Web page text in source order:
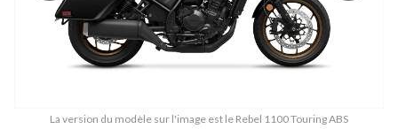
La version du modèle sur l'image est le Rebel 1100 Touring ABS